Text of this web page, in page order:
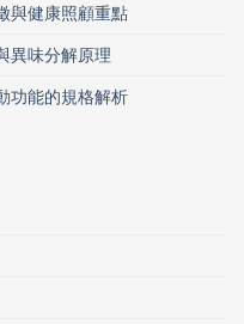
與健康照顧重點
異味分解原理
功能的規格解析